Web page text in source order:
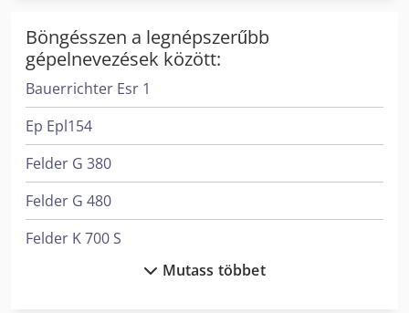
Böngésszen a legnépszerűbb
gépelnevezések között:
Bauerrichter Esr 1
Ep Epl154
Felder G 380
Felder G 480
Felder K 700 S
Mutass többet